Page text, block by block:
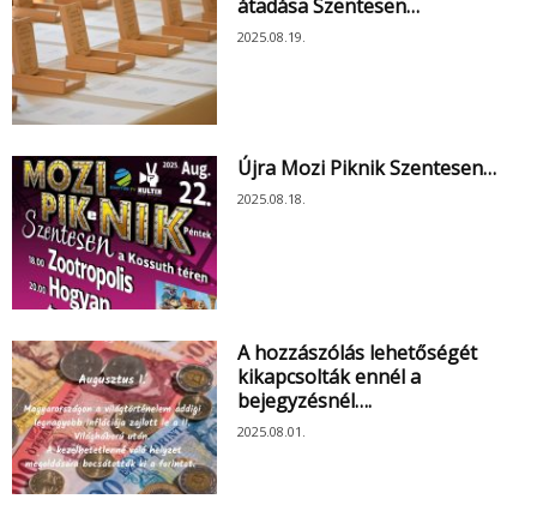
átadása Szentesen…
2025.08.19.
Újra Mozi Piknik Szentesen…
2025.08.18.
A hozzászólás lehetőségét
kikapcsolták ennél a
bejegyzésnél….
2025.08.01.